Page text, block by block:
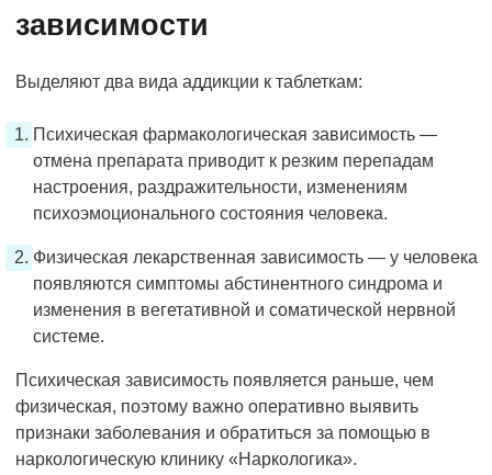
зависимости
Выделяют два вида аддикции к таблеткам:
Психическая фармакологическая зависимость —
отмена препарата приводит к резким перепадам
настроения, раздражительности, изменениям
психоэмоционального состояния человека.
Физическая лекарственная зависимость — у человека
появляются симптомы абстинентного синдрома и
изменения в вегетативной и соматической нервной
системе.
Психическая зависимость появляется раньше, чем
физическая, поэтому важно оперативно выявить
признаки заболевания и обратиться за помощью в
наркологическую клинику «Наркологика».